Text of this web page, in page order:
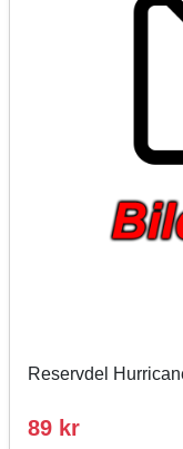
Reservdel
89 kr